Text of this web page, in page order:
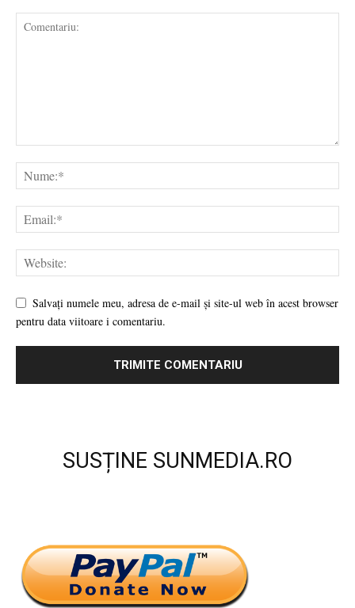
Salvați numele meu, adresa de e-mail și site-ul web în acest browser
pentru data viitoare i comentariu.
SUSȚINE SUNMEDIA.RO